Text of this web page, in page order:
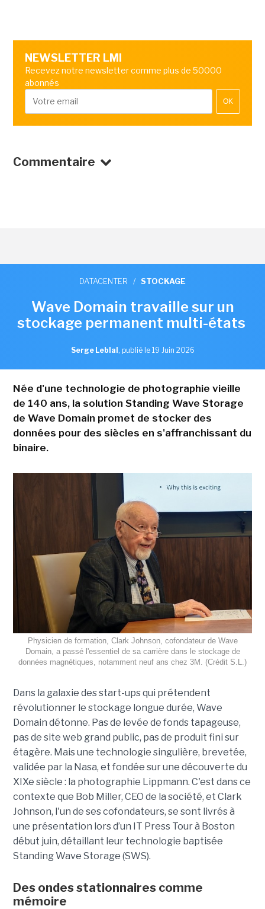
NEWSLETTER LMI
Recevez notre newsletter comme plus de 50000
abonnés
OK
Commentaire
DATACENTER / STOCKAGE
Wave Domain travaille sur un
stockage permanent multi-états
Serge Leblal , publié le 19 Juin 2026
Née d'une technologie de photographie vieille
de 140 ans, la solution Standing Wave Storage
de Wave Domain promet de stocker des
données pour des siècles en s'affranchissant du
binaire.
Physicien de formation, Clark Johnson, cofondateur de Wave
Domain, a passé l'essentiel de sa carrière dans le stockage de
données magnétiques, notamment neuf ans chez 3M. (Crédit S.L.)
Dans la galaxie des start-ups qui prétendent
révolutionner le stockage longue durée, Wave
Domain détonne. Pas de levée de fonds tapageuse,
pas de site web grand public, pas de produit fini sur
étagère. Mais une technologie singulière, brevetée,
validée par la Nasa, et fondée sur une découverte du
XIXe siècle : la photographie Lippmann. C'est dans ce
contexte que Bob Miller, CEO de la société, et Clark
Johnson, l'un de ses cofondateurs, se sont livrés à
une présentation lors d’un IT Press Tour à Boston
début juin, détaillant leur technologie baptisée
Standing Wave Storage (SWS).
Des ondes stationnaires comme
mémoire